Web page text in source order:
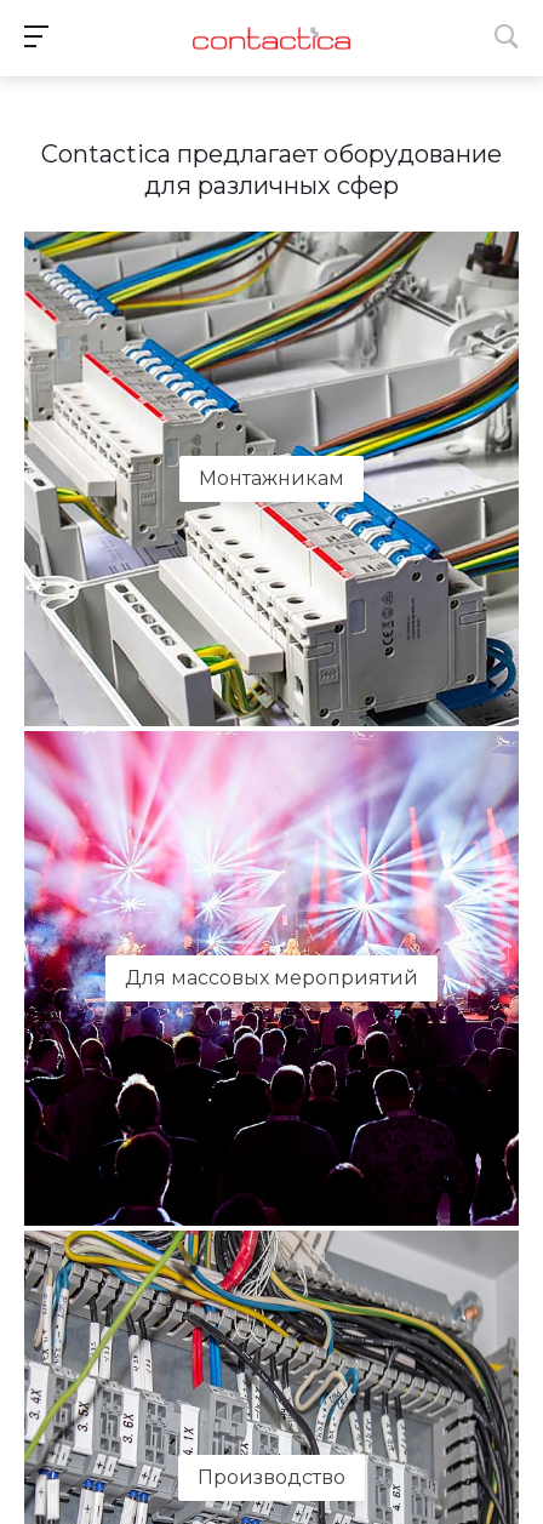
Contactica предлагает оборудование
для различных сфер
Монтажникам
Для массовых мероприятий
Производство